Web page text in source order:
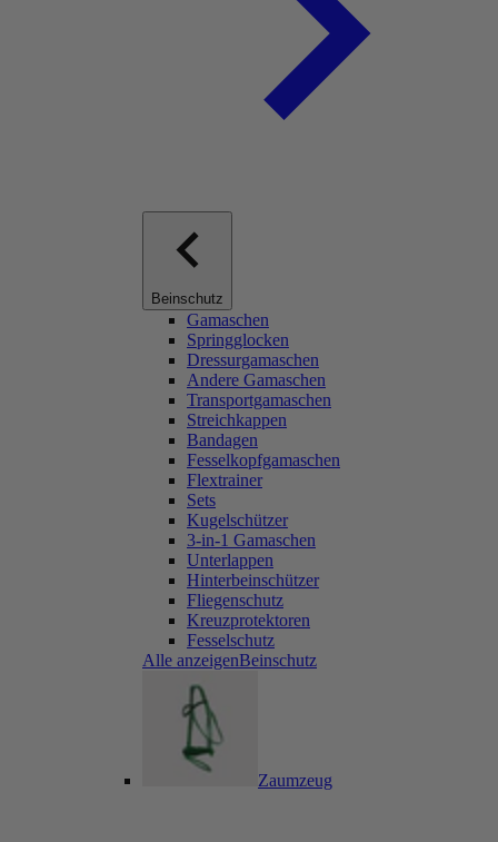
Beinschutz
Gamaschen
Springglocken
Dressurgamaschen
Andere Gamaschen
Transportgamaschen
Streichkappen
Bandagen
Fesselkopfgamaschen
Flextrainer
Sets
Kugelschützer
3-in-1 Gamaschen
Unterlappen
Hinterbeinschützer
Fliegenschutz
Kreuzprotektoren
Fesselschutz
Alle anzeigenBeinschutz
Zaumzeug